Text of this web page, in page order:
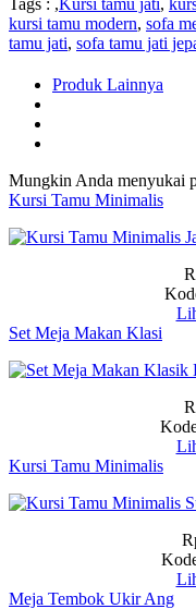
kursi tamu modern, sofa
tamu jati, sofa tamu jati
Produk Lainnya
Mungkin Anda menyukai
Kursi Tamu Minimalis
Set Meja Makan Klasi
Kursi Tamu Minimalis
Meja Tembok Ukir Ang